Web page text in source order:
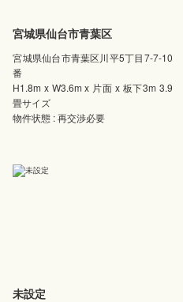
宮城県仙台市青葉区
宮城県仙台市青葉区川平5丁目7-7-10
番
H1.8m x W3.6m x 片面 x 板下3m 3.9
畳サイズ
物件状態 : 再交渉必要
未設定